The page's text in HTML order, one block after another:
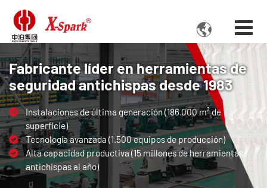

Fabricante líder en herramientas de
seguridad antichispas desde 1983
Instalaciones de última generación (186.000 m² de
superficie)
Tecnología avanzada (1.500 equipos de producción)
Alta capacidad productiva (15 millones de herramientas
antichispas al año)